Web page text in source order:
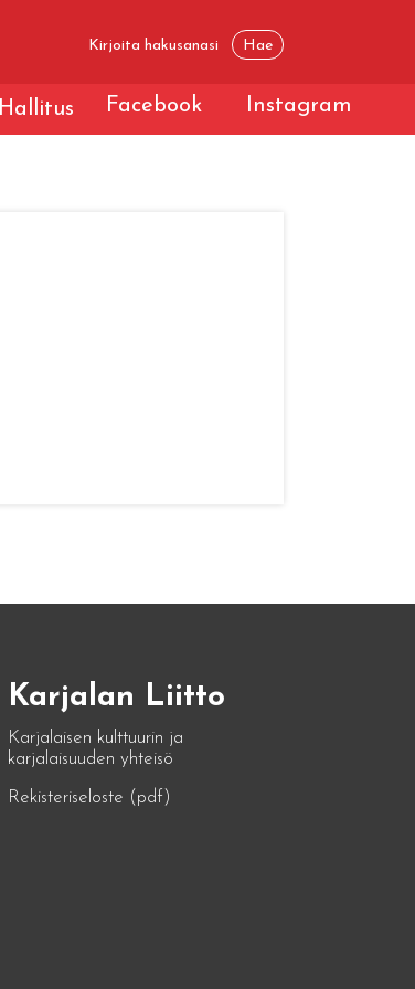
Hallitus Facebook Instagram
Karjalan Liitto
Karjalaisen kulttuurin ja
karjalaisuuden yhteisö
Rekisteriseloste (pdf)